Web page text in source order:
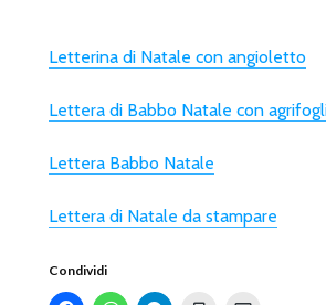
Letterina di Natale con angioletto
Lettera di Babbo Natale con
Lettera Babbo Natale
Lettera di Natale da stampare
Condividi